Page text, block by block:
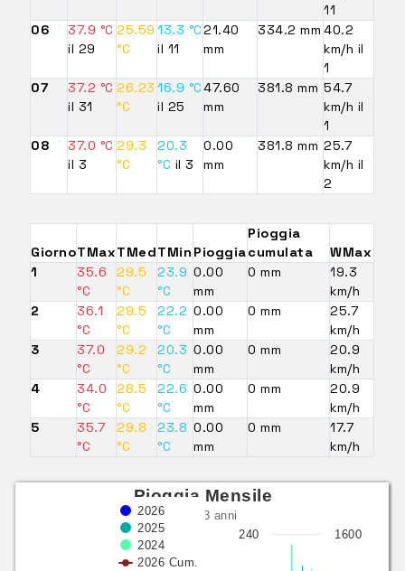
11
06
37.9 °C
il 29
25.59
°C
13.3 °C
il 11
21.40
mm
334.2 mm 40.2
km/h il
1
07
37.2 °C
il 31
26.23
°C
16.9 °C
il 25
47.60
mm
381.8 mm 54.7
km/h il
1
08
37.0 °C
il 3
29.3
°C
20.3
°C il 3
0.00
mm
381.8 mm 25.7
km/h il
2
GiornoTMaxTMedTMin Pioggia
Pioggia
cumulata
WMax
1
35.6
°C
29.5
°C
23.9
°C
0.00
mm
0 mm
19.3
km/h
2
36.1
°C
29.5
°C
22.2
°C
0.00
mm
0 mm
25.7
km/h
3
37.0
°C
29.2
°C
20.3
°C
0.00
mm
0 mm
20.9
km/h
4
34.0
°C
28.5
°C
22.6
°C
0.00
mm
0 mm
20.9
km/h
5
35.7
°C
29.8
°C
23.8
°C
0.00
mm
0 mm
17.7
km/h
Pioggia Mensile
ultimi 3 anni
2026
2025
2024
2026 Cum.
240 1600